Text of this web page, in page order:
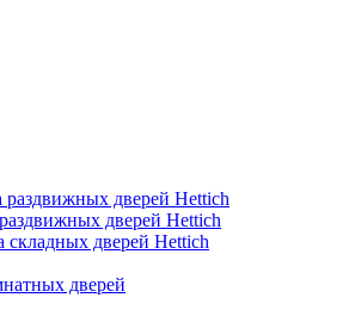
дверей Hettich
дверей Hettich
дверей Hettich
дверей